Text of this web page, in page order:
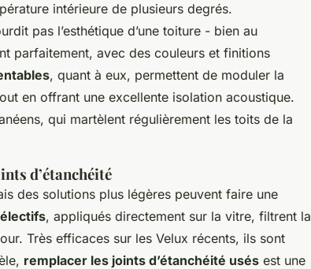
intérieure de plusieurs degrés.
pas l’esthétique d’une toiture - bien au
parfaitement, avec des couleurs et finitions
, quant à eux, permettent de moduler la
en offrant une excellente isolation acoustique.
qui martèlent régulièrement les toits de la
d’étanchéité
des solutions plus légères peuvent faire une
, appliqués directement sur la vitre, filtrent la
Très efficaces sur les Velux récents, ils sont
remplacer les joints d’étanchéité usés est une